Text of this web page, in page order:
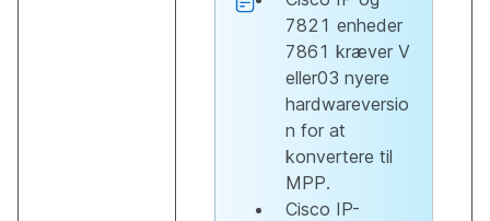
7821 enheder
7861 kræver V
eller03 nyere
hardwareversio
n for at
konvertere til
MPP.
Cisco IP-